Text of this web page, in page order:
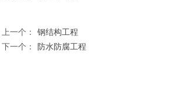
上一个：
钢结构工程
下一个：
防水防腐工程